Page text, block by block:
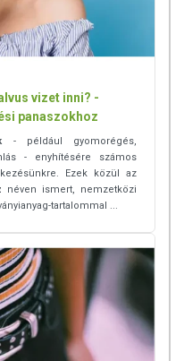
vizet inni? -
panaszokhoz
- például gyomorégés,
- enyhítésére számos
Ezek közül az
néven ismert, nemzetközi
tartalommal ...